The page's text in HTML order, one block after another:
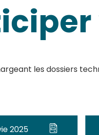
les dossiers
2025